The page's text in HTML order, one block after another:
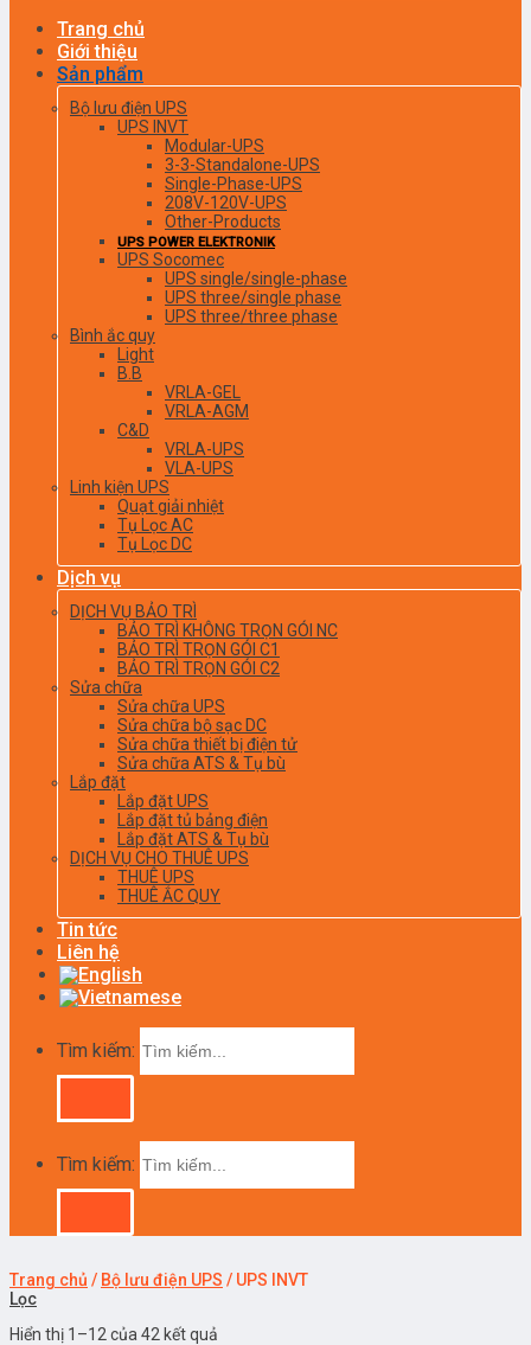
Trang chủ
Giới thiệu
Sản phẩm
Bộ lưu điện UPS
UPS INVT
Modular-UPS
3-3-Standalone-UPS
Single-Phase-UPS
208V-120V-UPS
Other-Products
UPS POWER ELEKTRONIK
UPS Socomec
UPS single/single-phase
UPS three/single phase
UPS three/three phase
Bình ắc quy
Light
B.B
VRLA-GEL
VRLA-AGM
C&D
VRLA-UPS
VLA-UPS
Linh kiện UPS
Quạt giải nhiệt
Tụ Lọc AC
Tụ Lọc DC
Dịch vụ
DỊCH VỤ BẢO TRÌ
BẢO TRÌ KHÔNG TRỌN GÓI NC
BẢO TRÌ TRỌN GÓI C1
BẢO TRÌ TRỌN GÓI C2
Sửa chữa
Sửa chữa UPS
Sửa chữa bộ sạc DC
Sửa chữa thiết bị điện tử
Sửa chữa ATS & Tụ bù
Lắp đặt
Lắp đặt UPS
Lắp đặt tủ bảng điện
Lắp đặt ATS & Tụ bù
DỊCH VỤ CHO THUÊ UPS
THUÊ UPS
THUÊ ẮC QUY
Tin tức
Liên hệ
Tìm kiếm:
Tìm kiếm:
Trang chủ / Bộ lưu điện UPS / UPS INVT
Lọc
Hiển thị 1–12 của 42 kết quả